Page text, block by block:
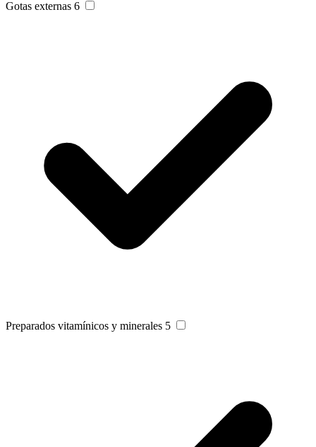
Gotas externas 6
Preparados vitamínicos y minerales 5